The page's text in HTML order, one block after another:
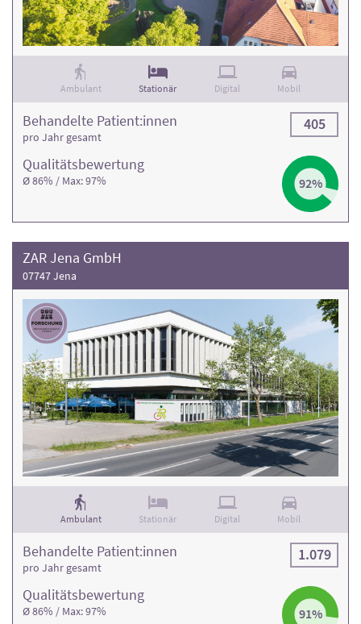
Ambulant Stationär Digital Mobil
Qualitäts­bewertung
Ø 86% / Max: 97% 92%
Behandelte Patient:innen
pro Jahr gesamt
405
ZAR Jena GmbH
07747 Jena
Ambulant Stationär Digital Mobil
Qualitäts­bewertung
Ø 86% / Max: 97% 91%
Behandelte Patient:innen
pro Jahr gesamt
1.079